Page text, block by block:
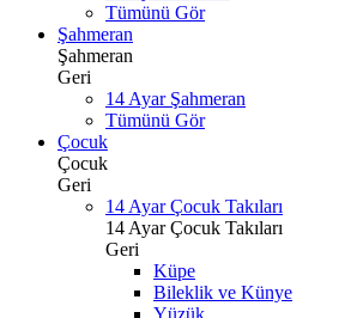
Tümünü Gör
Şahmeran
Şahmeran
Geri
14 Ayar Şahmeran
Tümünü Gör
Çocuk
Çocuk
Geri
14 Ayar Çocuk Takıları
14 Ayar Çocuk Takıları
Geri
Küpe
Bileklik ve Künye
Yüzük